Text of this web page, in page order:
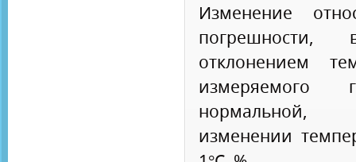
Изменение
погрешности,
отклонением
измеряемого
изменении